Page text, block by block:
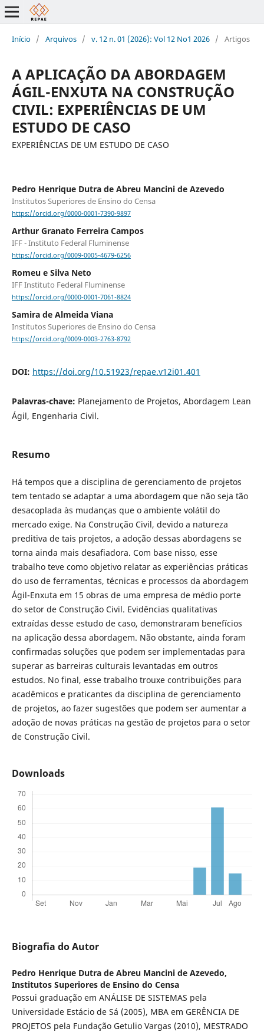
Início / Arquivos / v. 12 n. 01 (2026): Vol 12 No1 2026 / Artigos
A APLICAÇÃO DA ABORDAGEM
ÁGIL-ENXUTA NA CONSTRUÇÃO
CIVIL: EXPERIÊNCIAS DE UM
ESTUDO DE CASO
EXPERIÊNCIAS DE UM ESTUDO DE CASO
Pedro Henrique Dutra de Abreu Mancini de Azevedo
Institutos Superiores de Ensino do Censa
https://orcid.org/0000-0001-7390-9897
Arthur Granato Ferreira Campos
IFF - Instituto Federal Fluminense
https://orcid.org/0009-0005-4679-6256
Romeu e Silva Neto
IFF Instituto Federal Fluminense
https://orcid.org/0000-0001-7061-8824
Samira de Almeida Viana
Institutos Superiores de Ensino do Censa
https://orcid.org/0009-0003-2763-8792
DOI: https://doi.org/10.51923/repae.v12i01.401
Palavras-chave: Planejamento de Projetos, Abordagem Lean
Ágil, Engenharia Civil.
Resumo
Há tempos que a disciplina de gerenciamento de projetos
tem tentado se adaptar a uma abordagem que não seja tão
desacoplada às mudanças que o ambiente volátil do
mercado exige. Na Construção Civil, devido a natureza
preditiva de tais projetos, a adoção dessas abordagens se
torna ainda mais desafiadora. Com base nisso, esse
trabalho teve como objetivo relatar as experiências práticas
do uso de ferramentas, técnicas e processos da abordagem
Ágil-Enxuta em 15 obras de uma empresa de médio porte
do setor de Construção Civil. Evidências qualitativas
extraídas desse estudo de caso, demonstraram benefícios
na aplicação dessa abordagem. Não obstante, ainda foram
confirmadas soluções que podem ser implementadas para
superar as barreiras culturais levantadas em outros
estudos. No final, esse trabalho trouxe contribuições para
acadêmicos e praticantes da disciplina de gerenciamento
de projetos, ao fazer sugestões que podem ser aumentar a
adoção de novas práticas na gestão de projetos para o setor
de Construção Civil.
Downloads
Biografia do Autor
Pedro Henrique Dutra de Abreu Mancini de Azevedo,
Institutos Superiores de Ensino do Censa
Possui graduação em ANÁLISE DE SISTEMAS pela
Universidade Estácio de Sá (2005), MBA em GERÊNCIA DE
PROJETOS pela Fundação Getulio Vargas (2010), MESTRADO